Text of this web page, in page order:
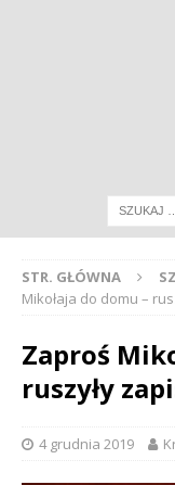
STR. GŁÓWNA
Mikołaja do domu –
Zaproś
ruszyły
4 grudnia 2019